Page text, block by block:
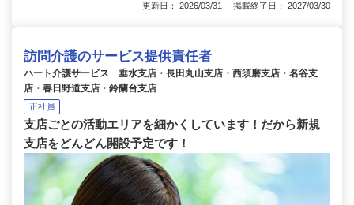
更新日： 2026/03/31 掲載終了日： 2027/03/30
訪問介護のサービス提供責任者
ハート介護サービス 垂水支店・長田丸山支店・西須磨支店・名谷支
店・春日野道支店・鈴蘭台支店
正社員
支店ごとの活動エリアを細かくしています！だから新規
支店をどんどん開設予定です！